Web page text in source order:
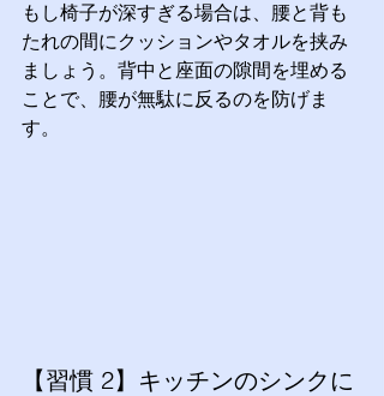
もし椅子が深すぎる場合は、腰と背も
たれの間にクッションやタオルを挟み
ましょう。背中と座面の隙間を埋める
ことで、腰が無駄に反るのを防げま
す。
【習慣 2】キッチンのシンクに